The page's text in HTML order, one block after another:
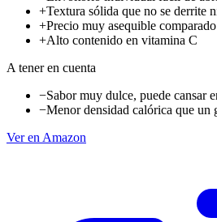
+Textura sólida que no se derrite
+Precio muy asequible
+Alto contenido en vitamina C
A tener en cuenta
−Sabor muy dulce, puede cansar
−Menor densidad calórica que un
Ver en Amazon